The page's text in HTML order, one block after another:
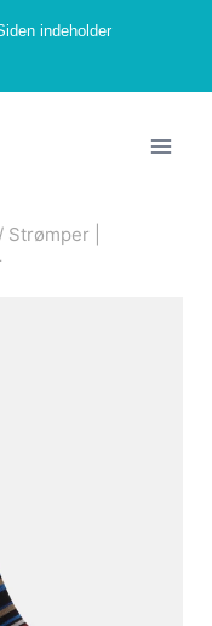
indeholder
/ Strømper |